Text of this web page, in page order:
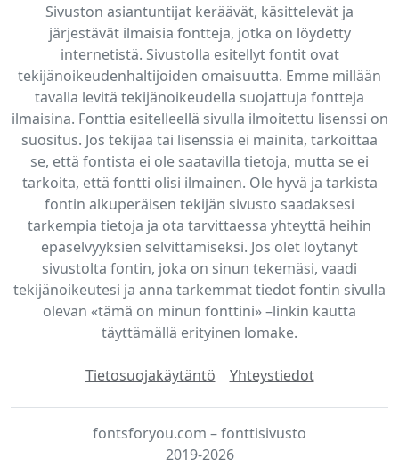
Sivuston asiantuntijat keräävät, käsittelevät ja
järjestävät ilmaisia fontteja, jotka on löydetty
internetistä. Sivustolla esitellyt fontit ovat
tekijänoikeudenhaltijoiden omaisuutta. Emme millään
tavalla levitä tekijänoikeudella suojattuja fontteja
ilmaisina. Fonttia esitelleellä sivulla ilmoitettu lisenssi on
suositus. Jos tekijää tai lisenssiä ei mainita, tarkoittaa
se, että fontista ei ole saatavilla tietoja, mutta se ei
tarkoita, että fontti olisi ilmainen. Ole hyvä ja tarkista
fontin alkuperäisen tekijän sivusto saadaksesi
tarkempia tietoja ja ota tarvittaessa yhteyttä heihin
epäselvyyksien selvittämiseksi. Jos olet löytänyt
sivustolta fontin, joka on sinun tekemäsi, vaadi
tekijänoikeutesi ja anna tarkemmat tiedot fontin sivulla
olevan «tämä on minun fonttini» –linkin kautta
täyttämällä erityinen lomake.
Tietosuojakäytäntö Yhteystiedot
fontsforyou.com – fonttisivusto
2019-2026